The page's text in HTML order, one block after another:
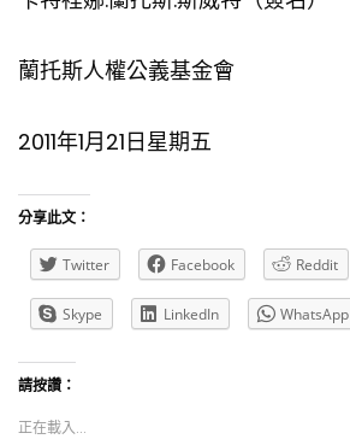
蘭托斯人權公義基金會
2011年1月21日星期五
分享此文：
Twitter Facebook Reddit
Skype LinkedIn WhatsApp
請按讚：
正在載入...